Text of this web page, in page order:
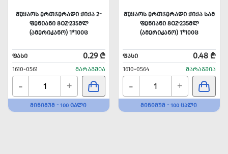
ᲛᲣᲧᲐᲝᲡ ᲔᲠᲗᲯᲔᲠᲐᲓᲘ ᲭᲘᲥᲐ 2-
ᲤᲔᲜᲘᲐᲜᲘ 8OZ-235ᲛᲚ
(ᲐᲛᲔᲠᲘᲙᲐᲜᲝ) 1*100Ც
ᲤᲐᲡᲘ 0.29 ₾
1610-0561 ᲛᲐᲠᲐᲒᲨᲘᲐ
- +
ᲛᲘᲜᲘᲛᲣᲛ - 100 ᲪᲐᲚᲘ
ᲛᲣᲧᲐᲝᲡ ᲔᲠᲗᲯᲔᲠᲐᲓᲘ ᲭᲘᲥᲐ ᲡᲐᲛ
ᲤᲔᲜᲘᲐᲜᲘ 8OZ-235ᲛᲚ
(ᲐᲛᲔᲠᲘᲙᲐᲜᲝ) 1*100Ც
ᲤᲐᲡᲘ 0.48 ₾
1610-0564 ᲛᲐᲠᲐᲒᲨᲘᲐ
- +
ᲛᲘᲜᲘᲛᲣᲛ - 100 ᲪᲐᲚᲘ